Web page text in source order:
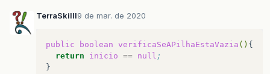
TerraSkilll9 de mar. de 2020
public boolean verificaSeAPilhaEstaVazia ()
return
inicio == null ;